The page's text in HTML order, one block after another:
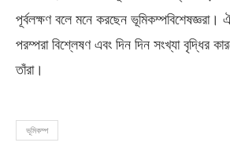
পূর্বলক্ষণ বলে মনে করছেন ভূমিকম্পবিশেষজ্ঞরা।
পরম্পরা বিশ্লেষণ এবং দিন দিন সংখ্যা বৃদ্ধির
তাঁরা।
ভূমিকম্প